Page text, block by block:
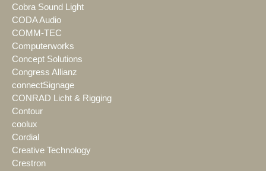
Cobra Sound Light
CODA Audio
COMM-TEC
Computerworks
Concept Solutions
Congress Allianz
connectSignage
CONRAD Licht & Rigging
Contour
coolux
Cordial
Creative Technology
Crestron